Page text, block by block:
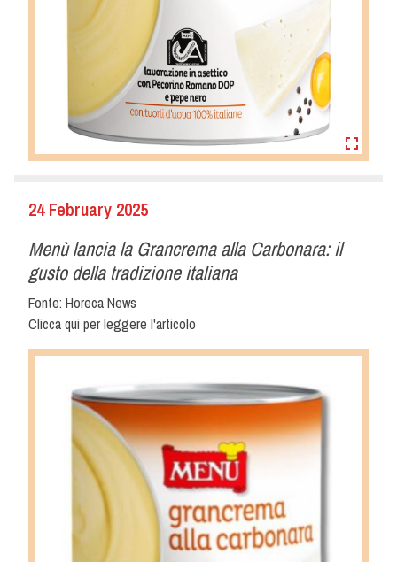
24 February 2025
Menù lancia la Grancrema alla Carbonara: il
gusto della tradizione italiana
Fonte: Horeca News
Clicca qui per leggere l'articolo